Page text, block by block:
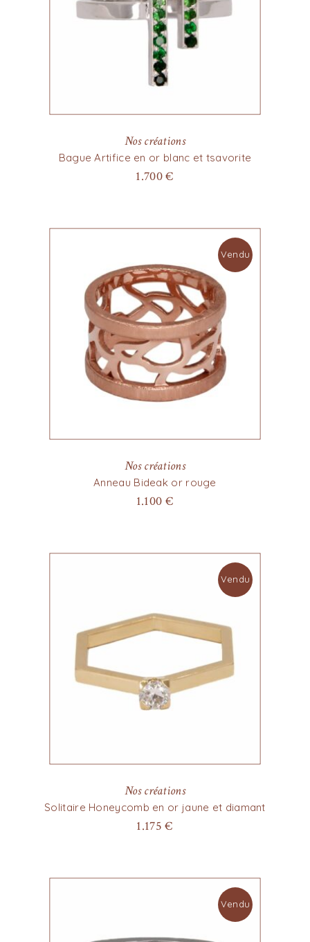
Nos créations
Bague Artifice en or blanc et tsavorite
1.700€
Vendu
Nos créations
Anneau Bideak or rouge
1.100 €
Vendu
Nos créations
Solitaire Honeycomb en or jaune et diamant
1.175€
Vendu